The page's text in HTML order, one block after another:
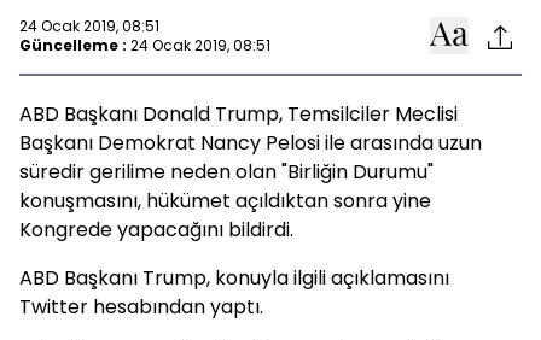
24 Ocak 2019, 08:51
Güncelleme : 24 Ocak 2019, 08:51
ABD Başkanı Donald Trump, Temsilciler Meclisi
Başkanı Demokrat Nancy Pelosi ile arasında uzun
süredir gerilime neden olan "Birliğin Durumu"
konuşmasını, hükümet açıldıktan sonra yine
Kongrede yapacağını bildirdi.
ABD Başkanı Trump, konuyla ilgili açıklamasını
Twitter hesabından yaptı.